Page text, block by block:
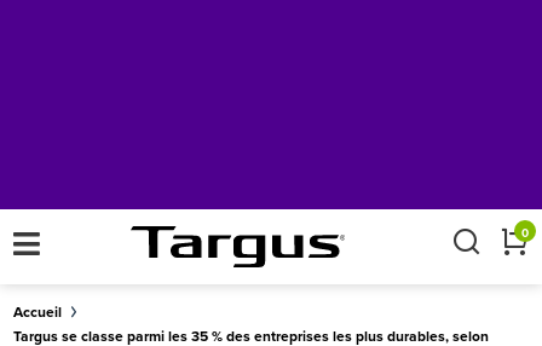
× 0
Accueil
Targus se classe parmi les 35 % des entreprises les plus durables, selon